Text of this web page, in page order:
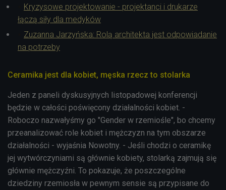
Kryzysowe projektowanie - projektanci i drukarze
łączą siły dla medyków
Zuzanna Jarzyńska: Rolą architekta jest odpowiadanie
na potrzeby
Ceramika jest dla kobiet, męska rzecz to stolarka
Jeden z paneli dyskusyjnych listopadowej konferencji
będzie w całości poświęcony działalności kobiet. -
Roboczo nazwałyśmy go "Gender w rzemiośle", bo chcemy
przeanalizować role kobiet i mężczyzn na tym obszarze
działalności - wyjaśnia Nowotny. - Jeśli chodzi o ceramikę
jej wytwórczyniami są głównie kobiety, stolarką zajmują się
głównie mężczyźni. To pokazuje, że poszczególne
dziedziny rzemiosła w pewnym sensie są przypisane do